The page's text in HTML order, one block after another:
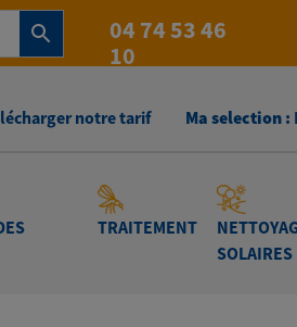
04 74 53 46
10
notre tarif Ma selection :
TRAITEMENT
SOLAIRES